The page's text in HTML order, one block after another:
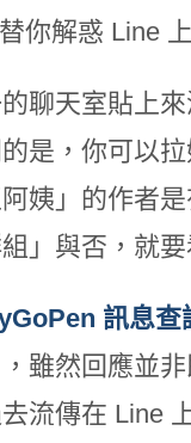
你解惑 Line
聊天室貼上
是，你可以
姨」的作者
」與否，就要
訊息查
雖然回應並
流傳在 Line